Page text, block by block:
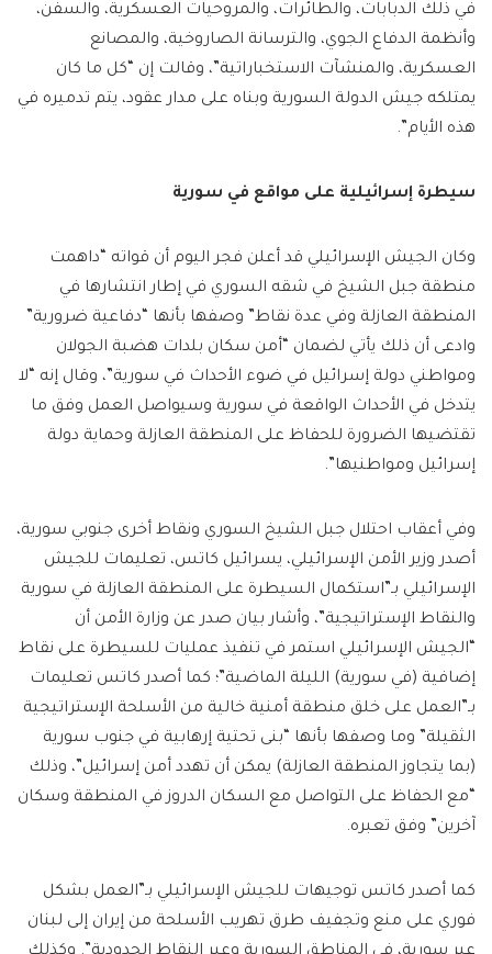
في ذلك الدبابات، والطائرات، والمروحيات العسكرية، والسفن،
وأنظمة الدفاع الجوي، والترسانة الصاروخية، والمصانع
العسكرية، والمنشآت الاستخباراتية”، وقالت إن “كل ما كان
يمتلكه جيش الدولة السورية وبناه على مدار عقود، يتم تدميره في
هذه الأيام”.
سيطرة إسرائيلية على مواقع في سورية
وكان الجيش الإسرائيلي قد أعلن فجر اليوم أن قواته “داهمت
منطقة جبل الشيخ في شقه السوري في إطار انتشارها في
المنطقة العازلة وفي عدة نقاط” وصفها بأنها “دفاعية ضرورية”
وادعى أن ذلك يأتي لضمان “أمن سكان بلدات هضبة الجولان
ومواطني دولة إسرائيل في ضوء الأحداث في سورية”، وقال إنه “لا
يتدخل في الأحداث الواقعة في سورية وسيواصل العمل وفق ما
تقتضيها الضرورة للحفاظ على المنطقة العازلة وحماية دولة
إسرائيل ومواطنيها”.
وفي أعقاب احتلال جبل الشيخ السوري ونقاط أخرى جنوبي سورية،
أصدر وزير الأمن الإسرائيلي، يسرائيل كاتس، تعليمات للجيش
الإسرائيلي بـ”استكمال السيطرة على المنطقة العازلة في سورية
والنقاط الإستراتيجية”، وأشار بيان صدر عن وزارة الأمن أن
“الجيش الإسرائيلي استمر في تنفيذ عمليات للسيطرة على نقاط
إضافية (في سورية) الليلة الماضية”؛ كما أصدر كاتس تعليمات
بـ”العمل على خلق منطقة أمنية خالية من الأسلحة الإستراتيجية
الثقيلة” وما وصفها بأنها “بنى تحتية إرهابية في جنوب سورية
(بما يتجاوز المنطقة العازلة) يمكن أن تهدد أمن إسرائيل”، وذلك
“مع الحفاظ على التواصل مع السكان الدروز في المنطقة وسكان
آخرين” وفق تعبره.
كما أصدر كاتس توجيهات للجيش الإسرائيلي بـ”العمل بشكل
فوري على منع وتجفيف طرق تهريب الأسلحة من إيران إلى لبنان